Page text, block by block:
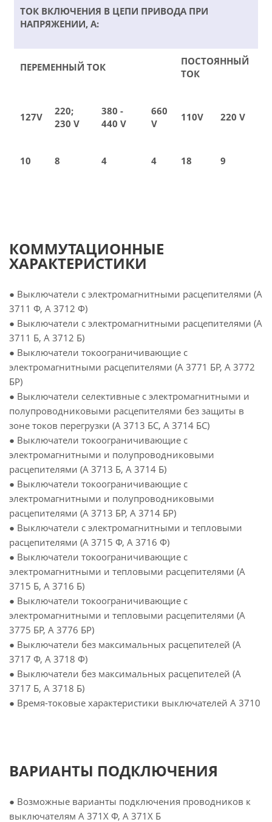
ТОК ВКЛЮЧЕНИЯ В ЦЕПИ ПРИВОДА ПРИ
НАПРЯЖЕНИИ, А:
ПЕРЕМЕННЫЙ ТОК
ПОСТОЯННЫЙ
ТОК
127V
220;
230 V
380 -
440 V
660
V
110V 220 V
10 8 4 4 18 9
КОММУТАЦИОННЫЕ
ХАРАКТЕРИСТИКИ
● Выключатели с электромагнитными расцепителями (А
3711 Ф, А 3712 Ф)
● Выключатели с электромагнитными расцепителями (А
3711 Б, А 3712 Б)
● Выключатели токоограничивающие с
электромагнитными расцепителями (А 3771 БР, А 3772
БР)
● Выключатели селективные с электромагнитными и
полупроводниковыми расцепителями без защиты в
зоне токов перегрузки (А 3713 БС, А 3714 БС)
● Выключатели токоограничивающие с
электромагнитными и полупроводниковыми
расцепителями (А 3713 Б, А 3714 Б)
● Выключатели токоограничивающие с
электромагнитными и полупроводниковыми
расцепителями (А 3713 БР, А 3714 БР)
● Выключатели с электромагнитными и тепловыми
расцепителями (А 3715 Ф, А 3716 Ф)
● Выключатели токоограничивающие с
электромагнитными и тепловыми расцепителями (А
3715 Б, А 3716 Б)
● Выключатели токоограничивающие с
электромагнитными и тепловыми расцепителями (А
3775 БР, А 3776 БР)
● Выключатели без максимальных расцепителей (А
3717 Ф, А 3718 Ф)
● Выключатели без максимальных расцепителей (А
3717 Б, А 3718 Б)
● Время-токовые характеристики выключателей А 3710
ВАРИАНТЫ ПОДКЛЮЧЕНИЯ
● Возможные варианты подключения проводников к
выключателям А 371Х Ф, А 371Х Б